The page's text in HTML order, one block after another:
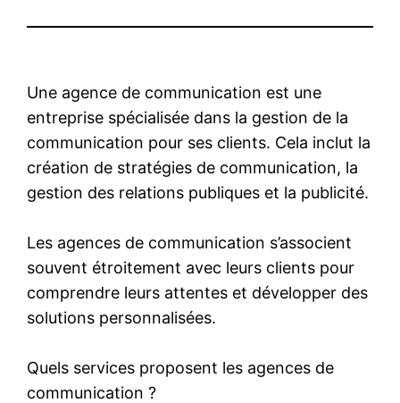
Une agence de communication est une
entreprise spécialisée dans la gestion de la
communication pour ses clients. Cela inclut la
création de stratégies de communication, la
gestion des relations publiques et la publicité.
Les agences de communication s’associent
souvent étroitement avec leurs clients pour
comprendre leurs attentes et développer des
solutions personnalisées.
Quels services proposent les agences de
communication ?